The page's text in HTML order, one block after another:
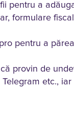
pentru a
formulare
pentru a
provin de
etc.,